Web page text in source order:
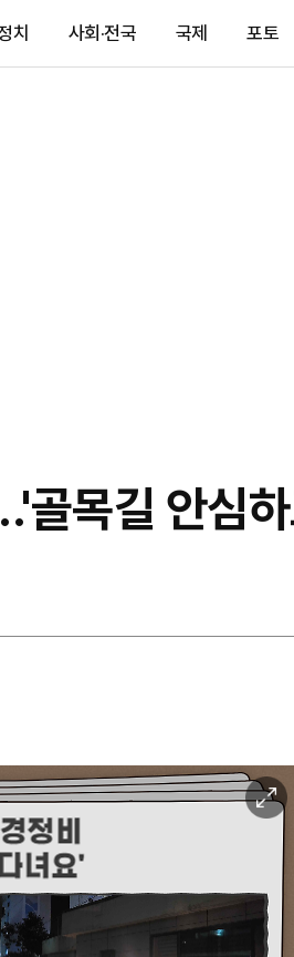
치 사회·전국 국제 포토
골목길 안심
이
미
확
대